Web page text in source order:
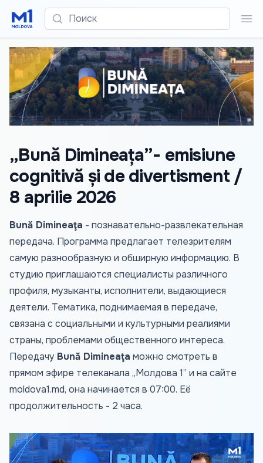
Поиск
„Bună Dimineața”- emisiune
cognitivă și de divertisment /
8 aprilie 2026
Bună Dimineaţa - познавательно-развлекательная
передача. Программа предлагает телезрителям
самую разнообразную и обширную информацию. В
студию приглашаются специалисты различного
профиля, музыканты, исполнители, выдающиеся
деятели. Тематика, поднимаемая в передаче,
связана с социальными и культурными реалиями
страны, проблемами общественного интереса.
Передачу Bună Dimineaţa можно смотреть в
прямом эфире телеканала „Молдова 1” и на сайте
moldova1.md, она начинается в 07:00. Её
продолжительность - 2 часа.